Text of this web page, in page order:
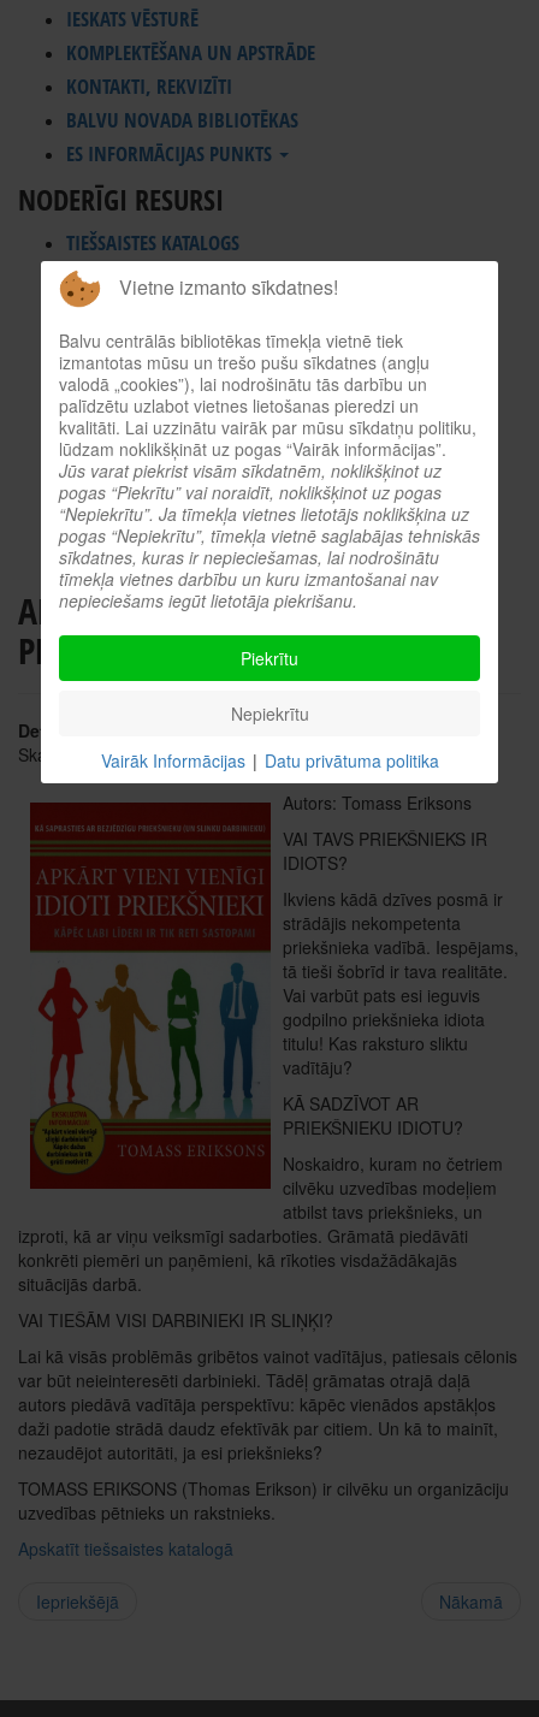
IESKATS VĒSTURĒ
KOMPLEKTĒŠANA UN APSTRĀDE
KONTAKTI, REKVIZĪTI
BALVU NOVADA BIBLIOTĒKAS
ES INFORMĀCIJAS PUNKTS
NODERĪGI RESURSI
TIEŠSAISTES KATALOGS
KULTŪRVĒSTURES DATUBĀZE
MĒS ESAM POPULĀRI!
ATTĒLI NO PASĀKUMIEM
LNB DIGITĀLĀ BIBLIOTĒKA
KULTŪRA TĪMEKLĪ
VĒRTS IZLASĪT!
PROFESIONĀLIE RESURSI
O.SLIŠĀNS
APKĀRT VIENI VIENĪGI IDIOTI
PRIEKŠNIEKI
Detaļas
Skatīts: 2909
Autors: Tomass Eriksons
VAI TAVS PRIEKŠNIEKS IR
IDIOTS?
Ikviens kādā dzīves posmā ir
strādājis nekompetenta
priekšnieka vadībā. Iespējams,
tā tieši šobrīd ir tava realitāte.
Vai varbūt pats esi ieguvis
godpilno priekšnieka idiota
titulu! Kas raksturo sliktu
vadītāju?
KĀ SADZĪVOT AR
PRIEKŠNIEKU IDIOTU?
Noskaidro, kuram no četriem
cilvēku uzvedības modeļiem
atbilst tavs priekšnieks, un
izproti, kā ar viņu veiksmīgi sadarboties. Grāmatā piedāvāti
konkrēti piemēri un paņēmieni, kā rīkoties visdažādākajās
situācijās darbā.
VAI TIEŠĀM VISI DARBINIEKI IR SLIŅĶI?
Lai kā visās problēmās gribētos vainot vadītājus, patiesais cēlonis
var būt neieinteresēti darbinieki. Tādēļ grāmatas otrajā daļā
autors piedāvā vadītāja perspektīvu: kāpēc vienādos apstākļos
daži padotie strādā daudz efektīvāk par citiem. Un kā to mainīt,
nezaudējot autoritāti, ja esi priekšnieks?
TOMASS ERIKSONS (Thomas Erikson) ir cilvēku un organizāciju
uzvedības pētnieks un rakstnieks.
Apskatīt tiešsaistes katalogā
Iepriekšējā Nākamā
Vietne izmanto sīkdatnes!
Balvu centrālās bibliotēkas tīmekļa vietnē tiek
izmantotas mūsu un trešo pušu sīkdatnes (angļu
valodā „cookies”), lai nodrošinātu tās darbību un
palīdzētu uzlabot vietnes lietošanas pieredzi un
kvalitāti. Lai uzzinātu vairāk par mūsu sīkdatņu politiku,
lūdzam noklikšķināt uz pogas “Vairāk informācijas”.
Jūs varat piekrist visām sīkdatnēm, noklikšķinot uz
pogas “Piekrītu” vai noraidīt, noklikšķinot uz pogas
“Nepiekrītu”. Ja tīmekļa vietnes lietotājs noklikšķina uz
pogas “Nepiekrītu”, tīmekļa vietnē saglabājas tehniskās
sīkdatnes, kuras ir nepieciešamas, lai nodrošinātu
tīmekļa vietnes darbību un kuru izmantošanai nav
nepieciešams iegūt lietotāja piekrišanu.
Piekrītu
Nepiekrītu
Vairāk Informācijas | Datu privātuma politika